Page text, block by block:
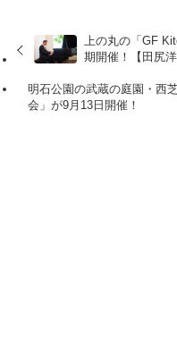
上の丸の「GF
期開催！【田尻洋
明石公園の武蔵の庭園・西
会」が9月13日開催！